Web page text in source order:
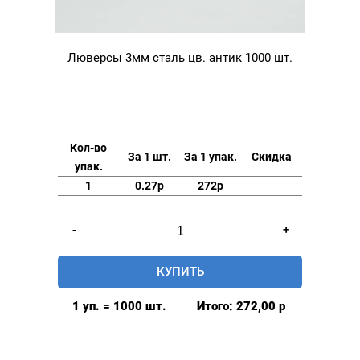
Люверсы 3мм сталь цв. антик 1000 шт.
Кол-во
упак.
За 1 шт. За 1 упак. Скидка
1 0.27р 272р
-
товара
Люверсы
3мм
+
КУПИТЬ
1 уп. = 1000 шт. Итого: 272,00 р